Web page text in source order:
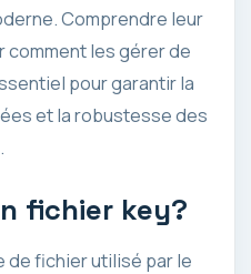
Comprendre leur
les gérer de
pour garantir la
et la robustesse des
fichier key?
de fichier utilisé par le